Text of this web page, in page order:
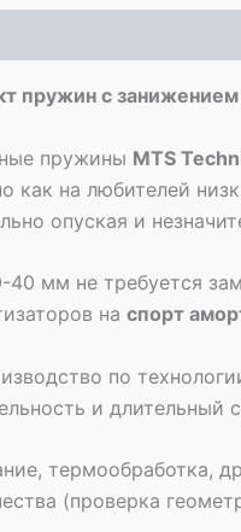
пружин с
пружины MTS
как на любителей
опуская и
мм не требуется
на спорт
по
и длительный
термообработка,
(проверка